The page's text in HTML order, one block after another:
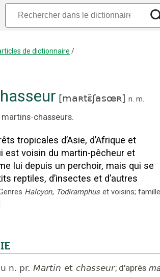
de dictionnaire /
[maʀtɛ̃ʃasœʀ] n. m.
martins-chasseurs.
tropicales d’Asie, d’Afrique et
est voisin du martin-pêcheur et
lui depuis un perchoir, mais qui se
reptiles, d’insectes et d’autres
Halcyon, Todiramphus et voisins; famille
n. pr. Martin et chasseur; d'après